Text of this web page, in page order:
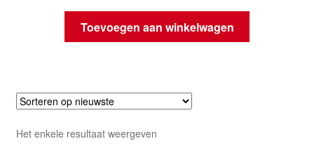
Toevoegen aan winkelwagen
Het enkele resultaat weergeven